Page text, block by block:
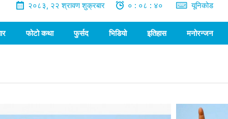
२०८३, २२ श्रावण शुक्रबार ० : ०८ : ४१ यूनिकोड
फोटो कथा फुर्सद भिडियो इतिहास मनोरन्जन